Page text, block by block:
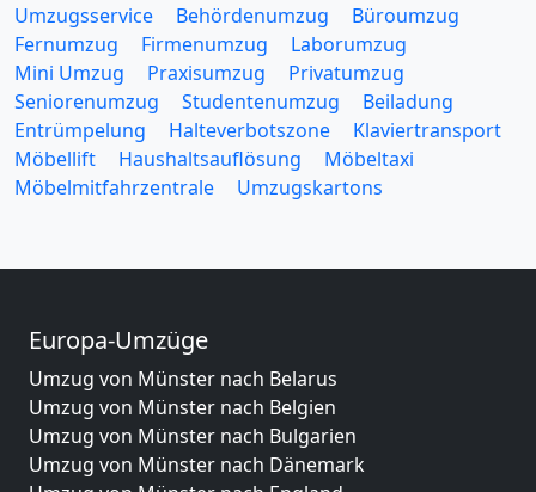
Umzugsservice Behördenumzug
Büroumzug
Fernumzug
Firmenumzug
Laborumzug
Mini Umzug
Praxisumzug
Privatumzug
Seniorenumzug
Studentenumzug
Beiladung
Entrümpelung
Halteverbotszone
Klaviertransport
Möbellift
Haushaltsauflösung
Möbeltaxi
Möbelmitfahrzentrale
Umzugskartons
Europa-Umzüge
Umzug von Münster nach Belarus
Umzug von Münster nach Belgien
Umzug von Münster nach Bulgarien
Umzug von Münster nach Dänemark